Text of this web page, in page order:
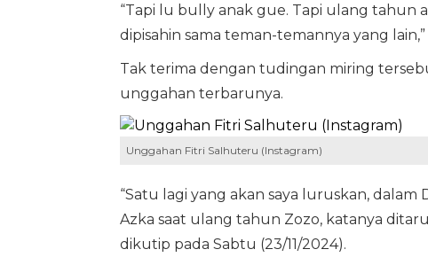
“Tapi lu bully anak gue. Tapi ulang tahun
dipisahin sama teman-temannya yang
Tak terima dengan tudingan miring
unggahan terbarunya.
Unggahan Fitri Salhuteru (Instagram)
“Satu lagi yang akan saya luruskan,
Azka saat ulang tahun Zozo, katanya
dikutip pada Sabtu (23/11/2024).